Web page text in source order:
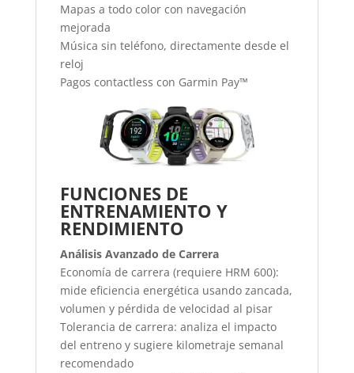
Mapas a todo color con navegación
mejorada
Música sin teléfono, directamente desde el
reloj
Pagos contactless con Garmin Pay™
FUNCIONES DE
ENTRENAMIENTO Y
RENDIMIENTO
Análisis Avanzado de Carrera
Economía de carrera (requiere HRM 600):
mide eficiencia energética usando zancada,
volumen y pérdida de velocidad al pisar
Tolerancia de carrera: analiza el impacto
del entreno y sugiere kilometraje semanal
recomendado